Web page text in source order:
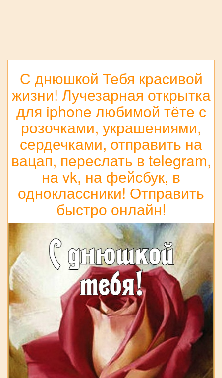
С днюшкой Тебя красивой
жизни! Лучезарная открытка
для iphone любимой тёте с
розочками, украшениями,
сердечками, отправить на
вацап, переслать в telegram,
на vk, на фейсбук, в
одноклассники! Отправить
быстро онлайн!